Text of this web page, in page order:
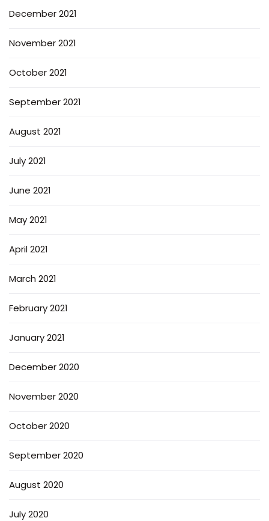
December 2021
November 2021
October 2021
September 2021
August 2021
July 2021
June 2021
May 2021
April 2021
March 2021
February 2021
January 2021
December 2020
November 2020
October 2020
September 2020
August 2020
July 2020